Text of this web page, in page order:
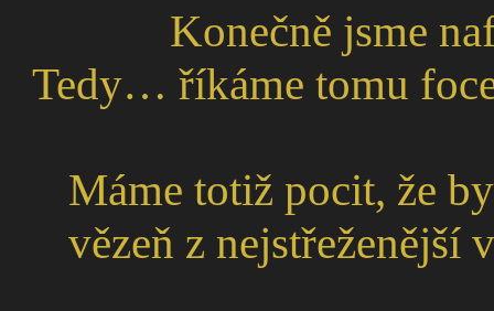
Konečně jsme
Tedy… říkáme tomu
Máme totiž pocit, že
vězeň z nejstřeženější